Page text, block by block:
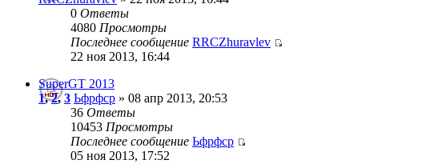
0 Ответы
4080 Просмотры
Последнее сообщение RRCZhuravlev
22 ноя 2013, 16:44
SuperGT 2013
1,2,3 Ьфрфср » 08 апр 2013, 20:53
36 Ответы
10453 Просмотры
Последнее сообщение Ьфрфср
05 ноя 2013, 17:52